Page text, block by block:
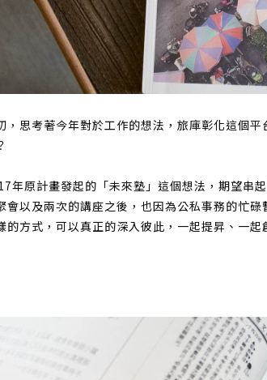
，思考著今年對於工作的想法，旅庫彰化這個
年原計畫發起的「未來塾」這個想法，期望串
會以及兩次的講座之後，也因為公私事務的忙
的方式，可以真正的深入彼此，一起提昇、一起